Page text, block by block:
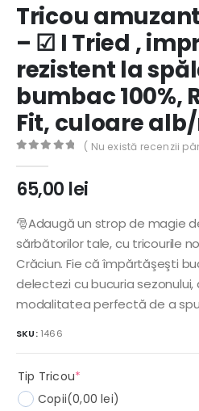
Tricou
– ☑ I Tried ,
rezistent la
bumbac 100%,
Fit, culoare
( Nu există recenzii
65,00 lei
🎅Adaugă un strop de magie
sărbătorilor tale, cu tricourile
Crăciun. Fie că împărtăşeşti
delectezi cu bucuria
modalitatea perfectă de a
SKU: 1466
Tip Tricou*
Copii(0,00 lei)